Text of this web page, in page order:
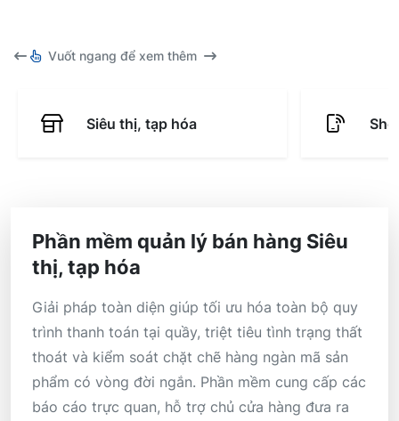
Vuốt ngang để xem thêm
Siêu thị, tạp hóa
Phần mềm quản lý bán hàng Siêu
thị, tạp hóa
Giải pháp toàn diện giúp tối ưu hóa toàn bộ quy
trình thanh toán tại quầy, triệt tiêu tình trạng thất
thoát và kiểm soát chặt chẽ hàng ngàn mã sản
phẩm có vòng đời ngắn. Phần mềm cung cấp các
báo cáo trực quan, hỗ trợ chủ cửa hàng đưa ra